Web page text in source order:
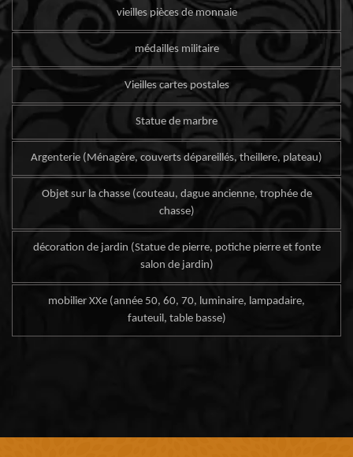
vieilles pièces de monnaie
médailles militaire
Vieilles cartes postales
Statue de marbre
Argenterie (Ménagère, couverts dépareillés, theillere, plateau)
Objet sur la chasse (couteau, dague ancienne, trophée de
chasse)
décoration de jardin (Statue de pierre, potiche pierre et fonte
salon de jardin)
mobilier XXe (année 50, 60, 70, luminaire, lampadaire,
fauteuil, table basse)